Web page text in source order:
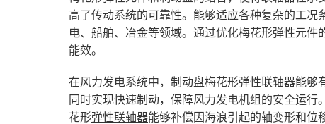
高了传动系统的可靠性。能够适应各种复杂的工
电、船舶、冶金等领域。通过优化梅花形弹性元
能效。
在风力发电系统中，制动盘梅花形弹性联轴器能够
同时实现快速制动，保障风力发电机组的安全运
花形弹性联轴器能够补偿因海浪引起的轴变形和位